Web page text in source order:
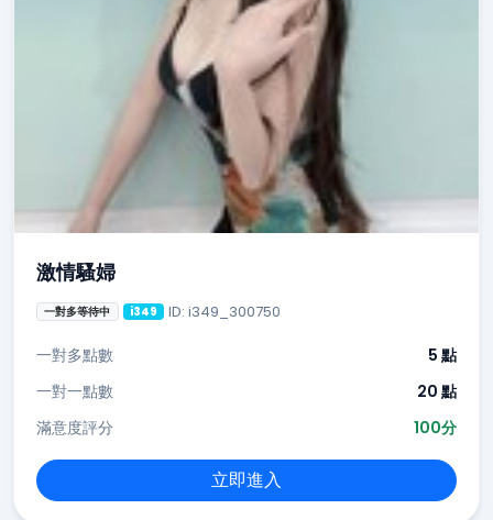
激情騷婦
一對多等待中 i349 ID: i349_300750
一對多點數
5 點
一對一點數
20 點
滿意度評分
100分
立即進入